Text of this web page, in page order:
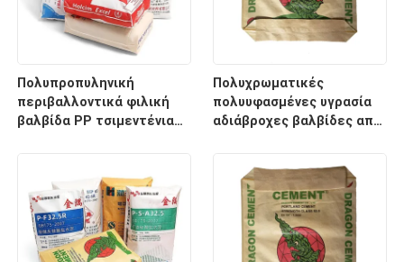
Πολυπροπυληνική
περιβαλλοντικά φιλική
βαλβίδα PP τσιμεντένια
Πολυχρωματικές
πολυυφασμένες υγρασία
αδιάβροχες βαλβίδες από